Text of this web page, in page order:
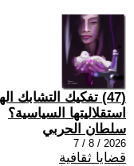
(47) تفكيك
استقلاليتها السياسية؟
سلطان الحربي
2026 / 8 / 7
قضايا ثقافية